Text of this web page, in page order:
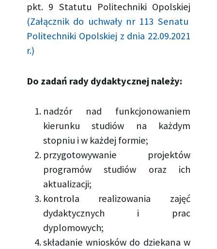
pkt. 9 Statutu Politechniki Opolskiej
(Załącznik do uchwały nr 113 Senatu
Politechniki Opolskiej z dnia 22.09.2021
r.)
Do zadań rady dydaktycznej należy:
nadzór nad funkcjonowaniem
kierunku studiów na każdym
stopniu i w każdej formie;
przygotowywanie projektów
programów studiów oraz ich
aktualizacji;
kontrola realizowania zajęć
dydaktycznych i prac
dyplomowych;
składanie wniosków do dziekana w